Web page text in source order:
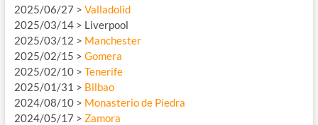
2025/06/27 > Valladolid
2025/03/14 > Liverpool
2025/03/12 > Manchester
2025/02/15 > Gomera
2025/02/10 > Tenerife
2025/01/31 > Bilbao
2024/08/10 > Monasterio de Piedra
2024/05/17 > Zamora